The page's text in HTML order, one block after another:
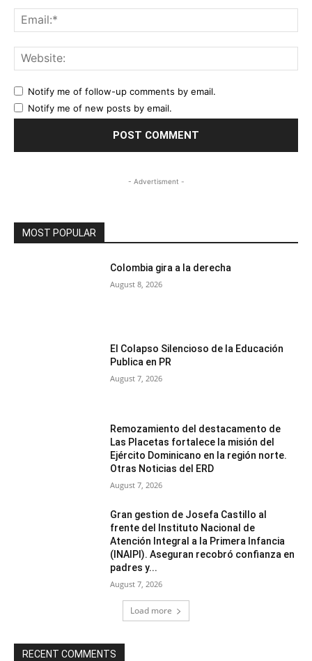
Notify me of follow-up comments by email.
Notify me of new posts by email.
- Advertisment -
MOST POPULAR
Colombia gira a la derecha
August 8, 2026
El Colapso Silencioso de la Educación
Publica en PR
August 7, 2026
Remozamiento del destacamento de
Las Placetas fortalece la misión del
Ejército Dominicano en la región norte.
Otras Noticias del ERD
August 7, 2026
Gran gestion de Josefa Castillo al
frente del Instituto Nacional de
Atención Integral a la Primera Infancia
(INAIPI). Aseguran recobró confianza en
padres y...
August 7, 2026
Load more
RECENT COMMENTS